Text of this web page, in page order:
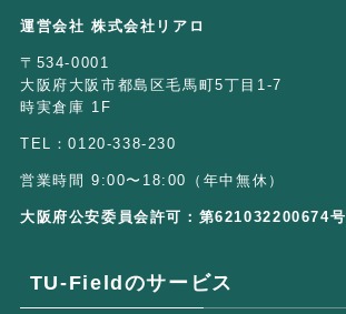
運営会社 株式会社リアロ
〒534-0001
大阪府大阪市都島区毛馬町5丁目1-7
時実倉庫 1F
TEL：0120-338-230
営業時間 9:00〜18:00（年中無休）
大阪府公安委員会許可：第621032200674号
TU-Fieldのサービス